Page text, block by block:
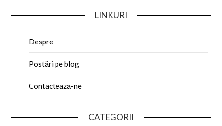
LINKURI
Despre
Postări pe blog
Contactează-ne
CATEGORII